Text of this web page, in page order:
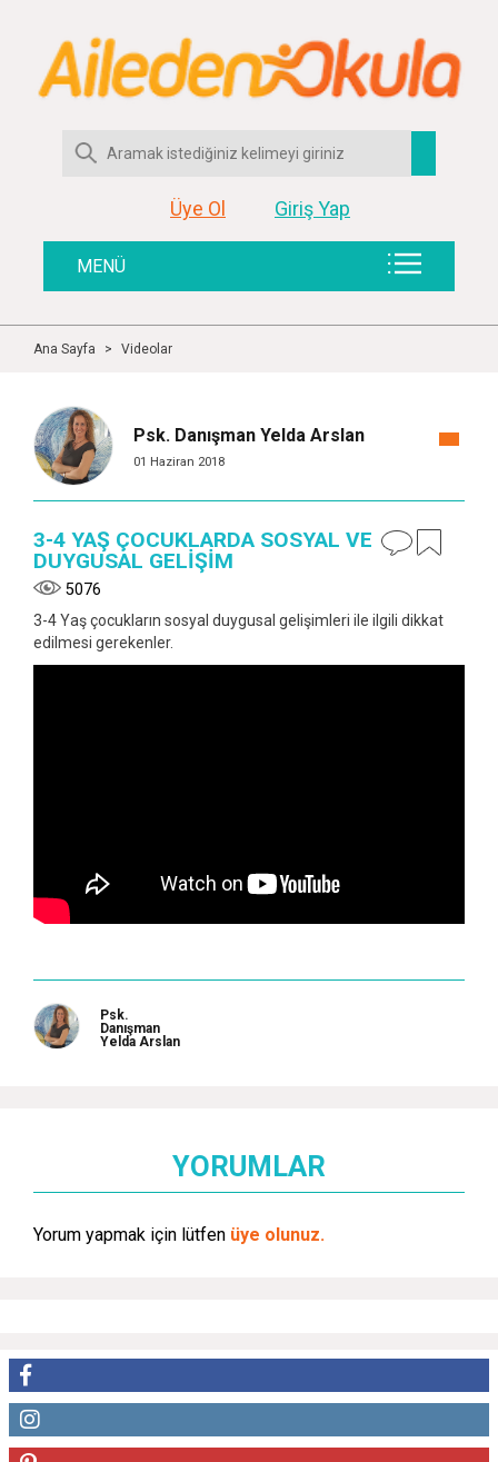
Üye Ol Giriş Yap
MENÜ
Ana Sayfa > Videolar
Psk. Danışman Yelda Arslan
01 Haziran 2018
3-4 YAŞ ÇOCUKLARDA SOSYAL VE
DUYGUSAL GELİŞİM
5076
3-4 Yaş çocukların sosyal duygusal gelişimleri ile ilgili dikkat
edilmesi gerekenler.
Psk.
Danışman
Yelda Arslan
YORUMLAR
Yorum yapmak için lütfen üye olunuz.